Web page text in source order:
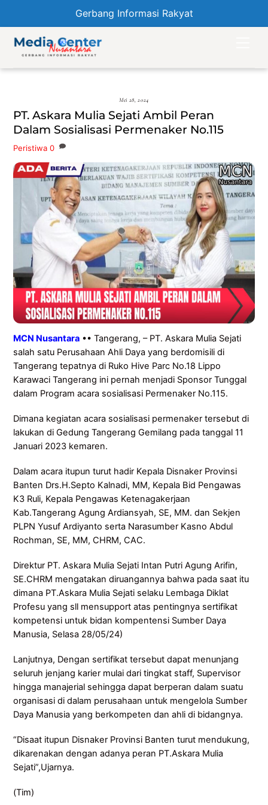
Gerbang Informasi Rakyat
content
Mei 28, 2024
PT. Askara Mulia Sejati Ambil Peran
Dalam Sosialisasi Permenaker No.115
Peristiwa 0
MCN Nusantara •• Tangerang, – PT. Askara Mulia Sejati
salah satu Perusahaan Ahli Daya yang berdomisili di
Tangerang tepatnya di Ruko Hive Parc No.18 Lippo
Karawaci Tangerang ini pernah menjadi Sponsor Tunggal
dalam Program acara sosialisasi Permenaker No.115.
Dimana kegiatan acara sosialisasi permenaker tersebut di
lakukan di Gedung Tangerang Gemilang pada tanggal 11
Januari 2023 kemaren.
Dalam acara itupun turut hadir Kepala Disnaker Provinsi
Banten Drs.H.Septo Kalnadi, MM, Kepala Bid Pengawas
K3 Ruli, Kepala Pengawas Ketenagakerjaan
Kab.Tangerang Agung Ardiansyah, SE, MM. dan Sekjen
PLPN Yusuf Ardiyanto serta Narasumber Kasno Abdul
Rochman, SE, MM, CHRM, CAC.
Direktur PT. Askara Mulia Sejati Intan Putri Agung Arifin,
SE.CHRM mengatakan diruangannya bahwa pada saat itu
dimana PT.Askara Mulia Sejati selaku Lembaga Diklat
Profesu yang sll mensupport atas pentingnya sertifikat
kompetensi untuk bidan kompentensi Sumber Daya
Manusia, Selasa 28/05/24)
Lanjutnya, Dengan sertifikat tersebut dapat menunjang
seluruh jenjang karier mulai dari tingkat staff, Supervisor
hingga manajerial sehingga dapat berperan dalam suatu
organisasi di dalam perusahaan untuk mengelola Sumber
Daya Manusia yang berkompeten dan ahli di bidangnya.
“Disaat itupun Disnaker Provinsi Banten turut mendukung,
dikarenakan dengan adanya peran PT.Askara Mulia
Sejati”,Ujarnya.
(Tim)